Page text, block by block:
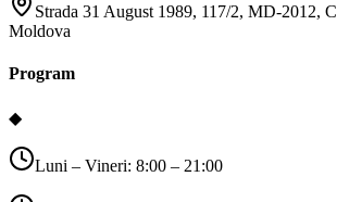
Strada 31 August 1989, 117/2, MD-2012,
Moldova
Program
◆
Luni – Vineri: 8:00 – 21:00